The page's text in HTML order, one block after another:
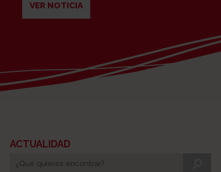
VER NOTICIA
ACTUALIDAD